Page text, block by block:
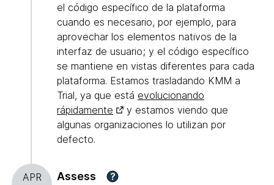
el código específico de la plataforma
cuando es necesario, por ejemplo, para
aprovechar los elementos nativos de la
interfaz de usuario; y el código específico
se mantiene en vistas diferentes para cada
plataforma. Estamos trasladando KMM a
Trial, ya que está evolucionando
rápidamente
y estamos viendo que
algunas organizaciones lo utilizan por
defecto.
APR
Assess ?